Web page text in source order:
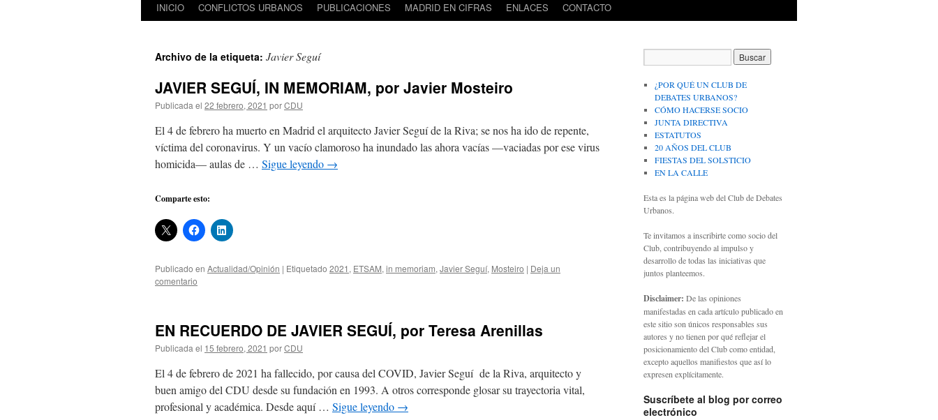
Saltar
contenido
INICIO CONFLICTOS URBANOS PUBLICACIONES MADRID EN CIFRAS ENLACES CONTACTO
Archivo de la etiqueta: Javier Seguí
JAVIER SEGUÍ, IN MEMORIAM, por Javier Mosteiro
Publicada el 22 febrero, 2021 porCDU
El 4 de febrero ha muerto en Madrid el arquitecto Javier Seguí de la Riva; se nos ha ido de repente,
víctima del coronavirus. Y un vacío clamoroso ha inundado las ahora vacías —vaciadas por ese virus
homicida— aulas de … Sigue leyendo →
Comparte esto:
Publicado en Actualidad/Opinión | Etiquetado 2021 , ETSAM, in memoriam, Javier Seguí, Mosteiro | Deja un
comentario
EN RECUERDO DE JAVIER SEGUÍ, por Teresa Arenillas
Publicada el 15 febrero, 2021 porCDU
El 4 de febrero de 2021 ha fallecido, por causa del COVID, Javier Seguí de la Riva, arquitecto y
buen amigo del CDU desde su fundación en 1993. A otros corresponde glosar su trayectoria vital,
profesional y académica. Desde aquí … Sigue leyendo →
¿POR QUÉ UN CLUB DE
DEBATES URBANOS?
CÓMO HACERSE SOCIO
JUNTA DIRECTIVA
ESTATUTOS
20 AÑOS DEL CLUB
FIESTAS DEL SOLSTICIO
EN LA CALLE
Esta es la página web del Club de Debates
Urbanos.
Te invitamos a inscribirte como socio del
Club, contribuyendo al impulso y
desarrollo de todas las iniciativas que
juntos planteemos.
Disclaimer: De las opiniones
manifestadas en cada artículo publicado en
este sitio son únicos responsables sus
autores y no tienen por qué reflejar el
posicionamiento del Club como entidad,
excepto aquellos manifiestos que así lo
expresen explícitamente.
Suscríbete al blog por correo
electrónico